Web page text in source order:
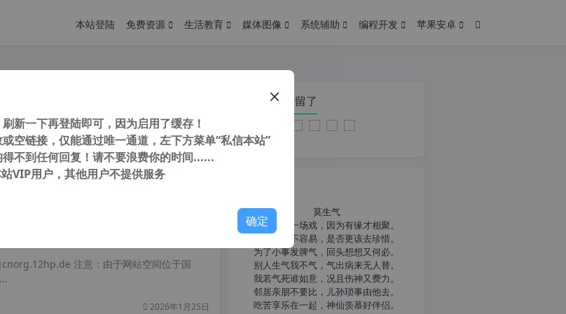
本站登陆 免费资源 生活教育 媒体图像 系统辅助 编程开发 苹果安卓
v2.0.8 中文特别版 苹果设备解锁工具
cnorg.12hp.de 注意： 由于网站空间位于国
注意：由于网站空间位于国
2026年1月25日
您在本页停留了
莫生气
人生就像一场戏，因为有缘才相聚。
相扶到老不容易，是否更该去珍惜。
为了小事发脾气，回头想想又何必。
别人生气我不气，气出病来无人替。
我若气死谁如意，况且伤神又费力。
邻居亲朋不要比，儿孙琐事由他去。
吃苦享乐在一起，神仙羡慕好伴侣。
新一下再登陆即可，因为启用了缓存！
空链接，仅能通过唯一通道，左下方菜单“私信本站”
不到任何回复！请不要浪费你的时间......
VIP用户，其他用户不提供服务
确定